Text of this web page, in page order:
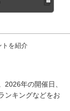
を紹介
2026年の開催日、
ンキングなどをお